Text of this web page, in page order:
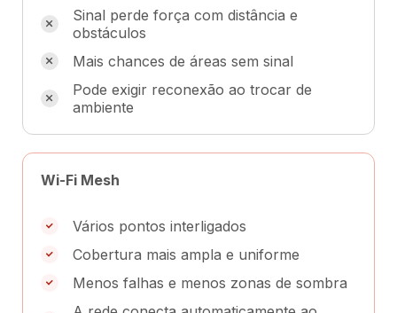
Sinal perde força com distância e
obstáculos
Mais chances de áreas sem sinal
Pode exigir reconexão ao trocar de
ambiente
Wi-Fi Mesh
Vários pontos interligados
Cobertura mais ampla e uniforme
Menos falhas e menos zonas de sombra